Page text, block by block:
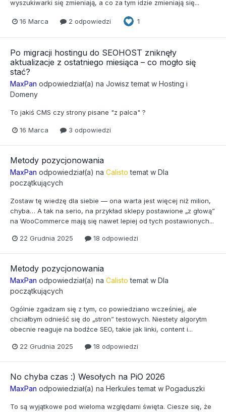
wyszukiwarki się zmieniają, a co za tym idzie zmieniają się...
16 Marca 2 odpowiedzi 1
Po migracji hostingu do SEOHOST zniknęły
aktualizacje z ostatniego miesiąca – co mogło się
stać?
MaxPan odpowiedział(a) na Jowisz temat w Hosting i
Domeny
To jakiś CMS czy strony pisane "z palca" ?
16 Marca 3 odpowiedzi
Metody pozycjonowania
MaxPan odpowiedział(a) na Calisto temat w Dla
początkujących
Zostaw tę wiedzę dla siebie — ona warta jest więcej niż milion,
chyba… A tak na serio, na przykład sklepy postawione „z głową”
na WooCommerce mają się nawet lepiej od tych postawionych...
22 Grudnia 2025 18 odpowiedzi
Metody pozycjonowania
MaxPan odpowiedział(a) na Calisto temat w Dla
początkujących
Ogólnie zgadzam się z tym, co powiedziano wcześniej, ale
chciałbym odnieść się do „stron” testowych. Niestety algorytm
obecnie reaguje na bodźce SEO, takie jak linki, content i...
22 Grudnia 2025 18 odpowiedzi
No chyba czas :) Wesołych na PiO 2026
MaxPan odpowiedział(a) na Herkules temat w Pogaduszki
To są wyjątkowe pod wieloma względami święta. Ciesze się, że